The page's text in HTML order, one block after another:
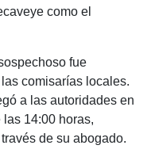
como el
fue
comisarías locales.
a las autoridades en
14:00 horas,
de su abogado.